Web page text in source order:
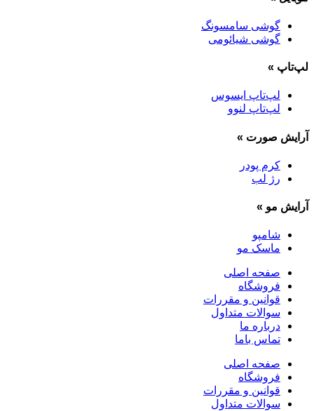
گوشی سامسونگ
گوشی شیائومی
لپ‌تاپ »
لپ‌تاپ ایسوس
لپ‌تاپ لنوو
آرایش صورت »
کرم پودر
رژ لب
آرایش مو »
شامپو
ماسک مو
صفحه اصلی
فروشگاه
قوانین و مقررات
سوالات متداول
درباره ما
تماس باما
صفحه اصلی
فروشگاه
قوانین و مقررات
سوالات متداول